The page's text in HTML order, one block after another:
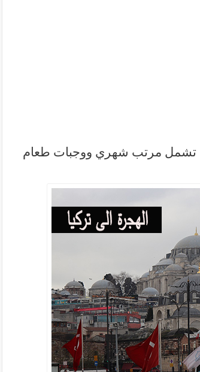
تشمل مرتب شهري ووجبات طعام